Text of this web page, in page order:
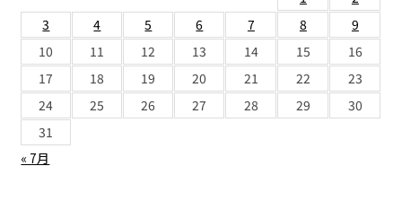
« 7月
3
4 5 6 7 8
9
10
11 12 13 14 15
16
17
18 19 20 21 22
23
24
25 26 27 28 29
30
31